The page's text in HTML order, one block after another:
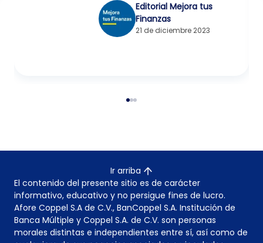
Editorial Mejora tus
Finanzas
21 de diciembre 2023
Ir arriba
El contenido del presente sitio es de carácter
informativo, educativo y no persigue fines de lucro.
Afore Coppel S.A de C.V., BanCoppel S.A. Institución de
Banca Múltiple y Coppel S.A. de C.V. son personas
morales distintas e independientes entre sí, así como de